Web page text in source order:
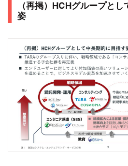
（再掲）HCHグループと
姿